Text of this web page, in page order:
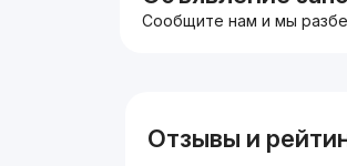
Сообщите нам и мы
Отзывы и